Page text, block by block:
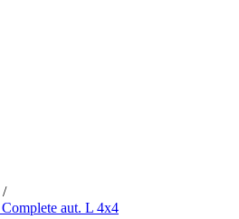
/
aut. L 4x4